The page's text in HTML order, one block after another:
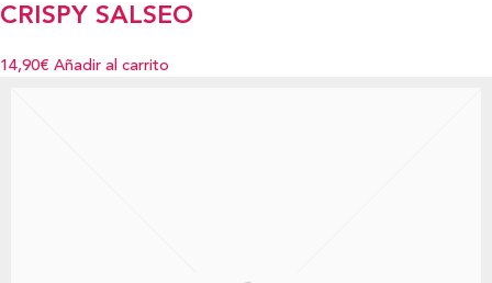
CRISPY SALSEO
14,90€ Añadir al carrito